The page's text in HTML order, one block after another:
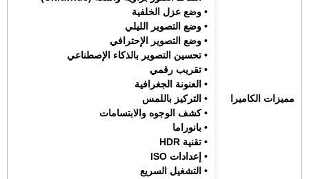
مميزات الكاميرا
• وضع عزل الخلفية
• وضع التصوير الليلي
• وضع التصوير الإحترافي
• تحسين التصوير بالذكاء الإصطناعي
• تقريب رقمي
• العنونة الجغرافية
• التركيز باللمس
• كشف الوجوه والابتسامات
• بانوراما
• تقنية HDR
• إعدادات ISO
• التشغيل السريع